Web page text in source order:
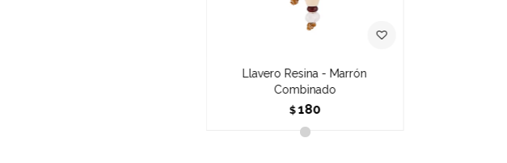
Llavero Resina - Marrón
Combinado
$ 180